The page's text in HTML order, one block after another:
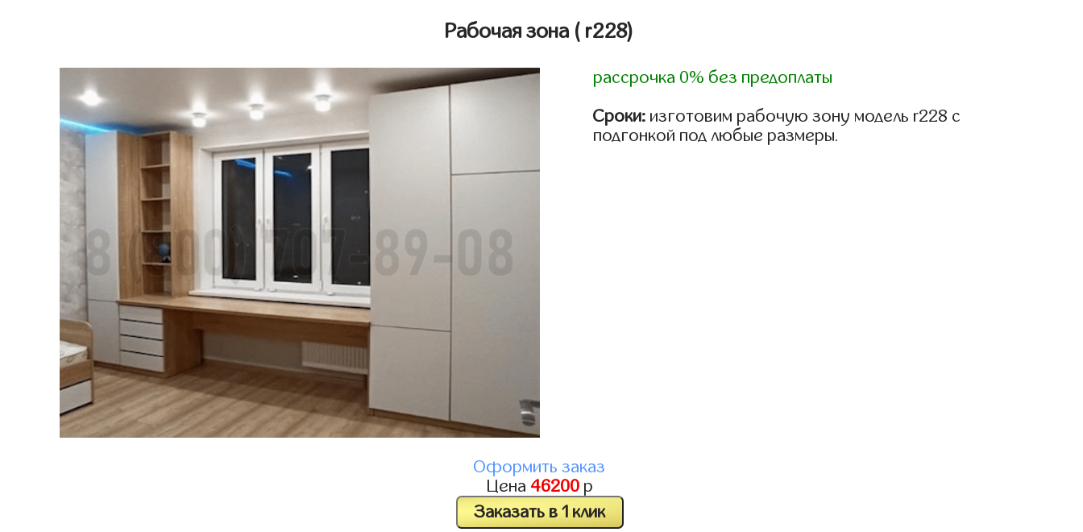
Рабочая зона ( r228)
рассрочка 0% без предоплаты
Сроки: изготовим рабочую зону модель r228 с
подгонкой под любые размеры.
Оформить заказ
Цена 46200р
Заказать в 1 клик